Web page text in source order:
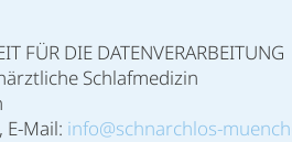
FÜR DIE DATENVERARBEITUNG
Schlafmedizin
Mail: info@schnarchlos-